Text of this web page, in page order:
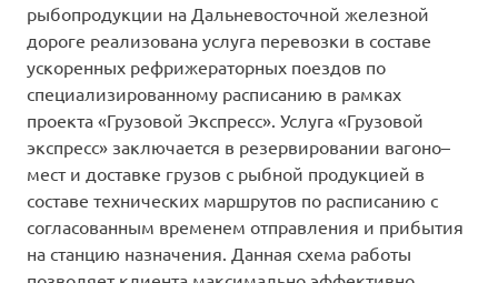
рыбопродукции на Дальневосточной железной
дороге реализована услуга перевозки в составе
ускоренных рефрижераторных поездов по
специализированному расписанию в рамках
проекта «Грузовой Экспресс». Услуга «Грузовой
экспресс» заключается в резервировании вагоно–
мест и доставке грузов с рыбной продукцией в
составе технических маршрутов по расписанию с
согласованным временем отправления и прибытия
на станцию назначения. Данная схема работы